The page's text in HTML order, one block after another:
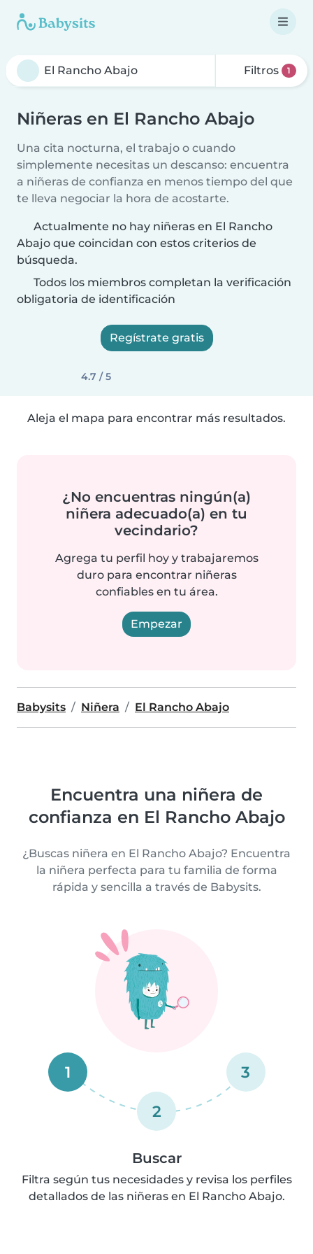
Filtros 1
Niñeras en El Rancho Abajo
Una cita nocturna, el trabajo o cuando
simplemente necesitas un descanso: encuentra
a niñeras de confianza en menos tiempo del que
te lleva negociar la hora de acostarte.
Actualmente no hay niñeras en El Rancho
Abajo que coincidan con estos criterios de
búsqueda.
Todos los miembros completan la verificación
obligatoria de identificación
Regístrate gratis
4.7 / 5
Aleja el mapa para encontrar más resultados.
¿No encuentras ningún(a)
niñera adecuado(a) en tu
vecindario?
Agrega tu perfil hoy y trabajaremos
duro para encontrar niñeras
confiables en tu área.
Empezar
Babysits Niñera El Rancho Abajo
Encuentra una niñera de
confianza en El Rancho Abajo
¿Buscas niñera en El Rancho Abajo? Encuentra
la niñera perfecta para tu familia de forma
rápida y sencilla a través de Babysits.
1
2
3
Buscar
Filtra según tus necesidades y revisa los perfiles
detallados de las niñeras en El Rancho Abajo.